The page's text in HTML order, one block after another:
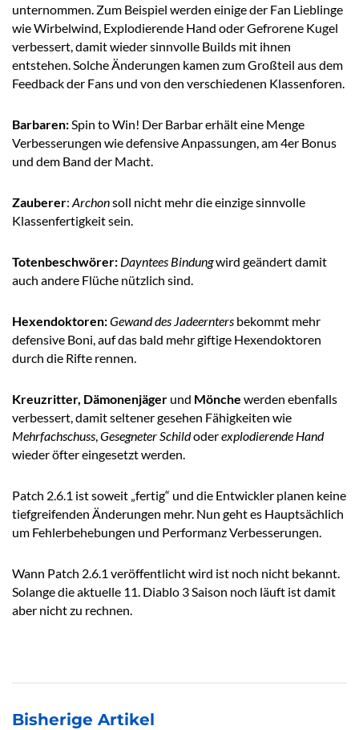
unternommen. Zum Beispiel werden einige der Fan Lieblinge
wie Wirbelwind, Explodierende Hand oder Gefrorene Kugel
verbessert, damit wieder sinnvolle Builds mit ihnen
entstehen. Solche Änderungen kamen zum Großteil aus dem
Feedback der Fans und von den verschiedenen Klassenforen.
Barbaren: Spin to Win! Der Barbar erhält eine Menge
Verbesserungen wie defensive Anpassungen, am 4er Bonus
und dem Band der Macht.
Zauberer: Archonsoll nicht mehr die einzige sinnvolle
Klassenfertigkeit sein.
Totenbeschwörer: Dayntees Bindungwird geändert damit
auch andere Flüche nützlich sind.
Hexendoktoren:Gewand des Jadeernters bekommt mehr
defensive Boni, auf das bald mehr giftige Hexendoktoren
durch die Rifte rennen.
Kreuzritter, Dämonenjäger und Mönche werden ebenfalls
verbessert, damit seltener gesehen Fähigkeiten wie
Mehrfachschuss Gesegneter Schildoderexplodierende Hand
wieder öfter eingesetzt werden.
Patch 2.6.1 ist soweit „fertig“ und die Entwickler planen keine
tiefgreifenden Änderungen mehr. Nun geht es Hauptsächlich
um Fehlerbehebungen und Performanz Verbesserungen.
Wann Patch 2.6.1 veröffentlicht wird ist noch nicht bekannt.
Solange die aktuelle 11. Diablo 3 Saison noch läuft ist damit
aber nicht zu rechnen.
Bisherige Artikel